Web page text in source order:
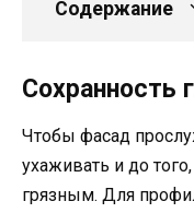
Содержание
Сохранность
Чтобы фасад
ухаживать и до
грязным. Для